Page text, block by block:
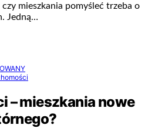
mieszkania pomyśleć trzeba o
Jedną…
– mieszkania nowe